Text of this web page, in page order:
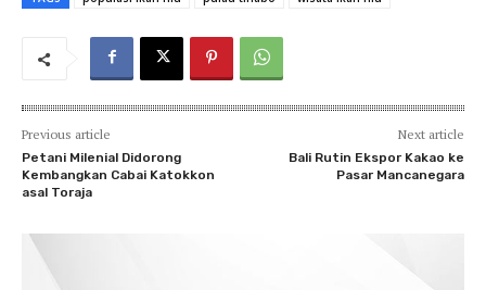
Previous article
Petani Milenial Didorong
Kembangkan Cabai Katokkon
asal Toraja
Next article
Bali Rutin Ekspor Kakao ke
Pasar Mancanegara